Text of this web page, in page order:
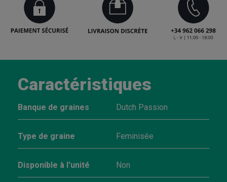
Caractéristiques
Banque de graines Dutch Passion
Type de graine Feminisée
Disponible à l'unité Non